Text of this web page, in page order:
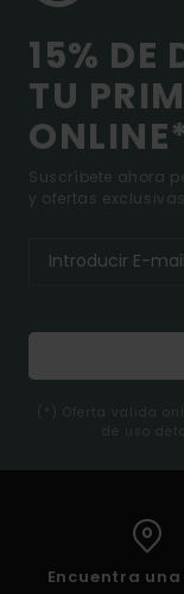
15% DE
TU
ONLINE*
Suscríbete ahora
y ofertas exclusivas.
(*) Oferta valida
de uso
Encuentra